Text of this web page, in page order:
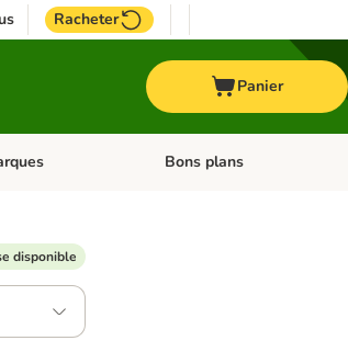
Racheter
Panier
catégories: Cheval Dérouler les catégories: Top
Bons plans
disponible